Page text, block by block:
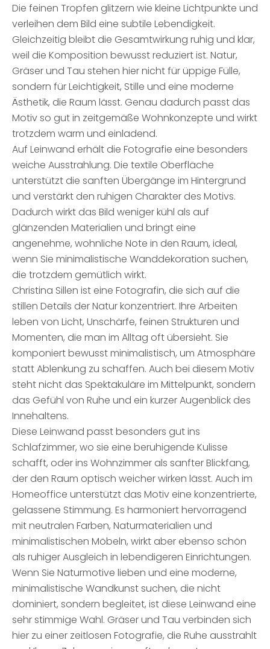
Die feinen Tropfen glitzern wie kleine Lichtpunkte und
verleihen dem Bild eine subtile Lebendigkeit.
Gleichzeitig bleibt die Gesamtwirkung ruhig und klar,
weil die Komposition bewusst reduziert ist. Natur,
Gräser und Tau stehen hier nicht für üppige Fülle,
sondern für Leichtigkeit, Stille und eine moderne
Ästhetik, die Raum lässt. Genau dadurch passt das
Motiv so gut in zeitgemäße Wohnkonzepte und wirkt
trotzdem warm und einladend.
Auf Leinwand erhält die Fotografie eine besonders
weiche Ausstrahlung. Die textile Oberfläche
unterstützt die sanften Übergänge im Hintergrund
und verstärkt den ruhigen Charakter des Motivs.
Dadurch wirkt das Bild weniger kühl als auf
glänzenden Materialien und bringt eine
angenehme, wohnliche Note in den Raum, ideal,
wenn Sie minimalistische Wanddekoration suchen,
die trotzdem gemütlich wirkt.
Christina Sillen ist eine Fotografin, die sich auf die
stillen Details der Natur konzentriert. Ihre Arbeiten
leben von Licht, Unschärfe, feinen Strukturen und
Momenten, die man im Alltag oft übersieht. Sie
komponiert bewusst minimalistisch, um Atmosphäre
statt Ablenkung zu schaffen. Auch bei diesem Motiv
steht nicht das Spektakuläre im Mittelpunkt, sondern
das Gefühl von Ruhe und ein kurzer Augenblick des
Innehaltens.
Diese Leinwand passt besonders gut ins
Schlafzimmer, wo sie eine beruhigende Kulisse
schafft, oder ins Wohnzimmer als sanfter Blickfang,
der den Raum optisch weicher wirken lässt. Auch im
Homeoffice unterstützt das Motiv eine konzentrierte,
gelassene Stimmung. Es harmoniert hervorragend
mit neutralen Farben, Naturmaterialien und
minimalistischen Möbeln, wirkt aber ebenso schön
als ruhiger Ausgleich in lebendigeren Einrichtungen.
Wenn Sie Naturmotive lieben und eine moderne,
minimalistische Wandkunst suchen, die nicht
dominiert, sondern begleitet, ist diese Leinwand eine
sehr stimmige Wahl. Gräser und Tau verbinden sich
hier zu einer zeitlosen Fotografie, die Ruhe ausstrahlt